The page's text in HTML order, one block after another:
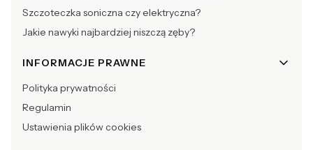
Szczoteczka soniczna czy elektryczna?
Jakie nawyki najbardziej niszczą zęby?
INFORMACJE PRAWNE
Polityka prywatności
Regulamin
Ustawienia plików cookies